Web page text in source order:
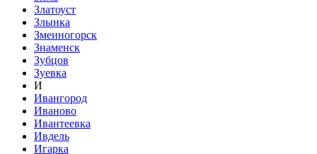
Златоуст
Злынка
Змеиногорск
Знаменск
Зубцов
Зуевка
И
Ивангород
Иваново
Ивантеевка
Ивдель
Игарка